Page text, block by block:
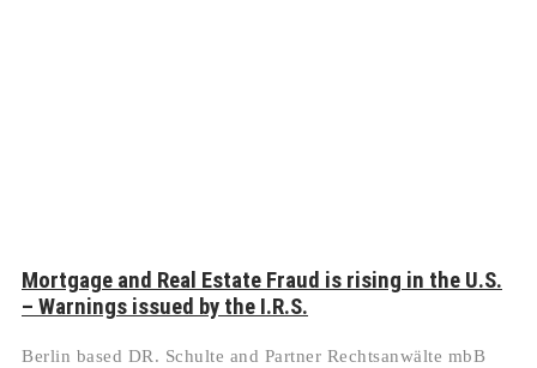
Mortgage and Real Estate Fraud is rising in the U.S.
– Warnings issued by the I.R.S.
Berlin based DR. Schulte and Partner Rechtsanwälte mbB